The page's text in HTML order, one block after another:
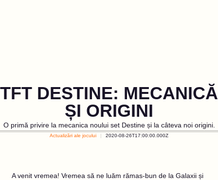
TFT DESTINE: MECANICĂ
ȘI ORIGINI
O primă privire la mecanica noului set Destine și la câteva noi origini.
Actualizări ale jocului 2020-08-26T17:00:00.000Z
A venit vremea! Vremea să ne luăm rămas-bun de la Galaxii și